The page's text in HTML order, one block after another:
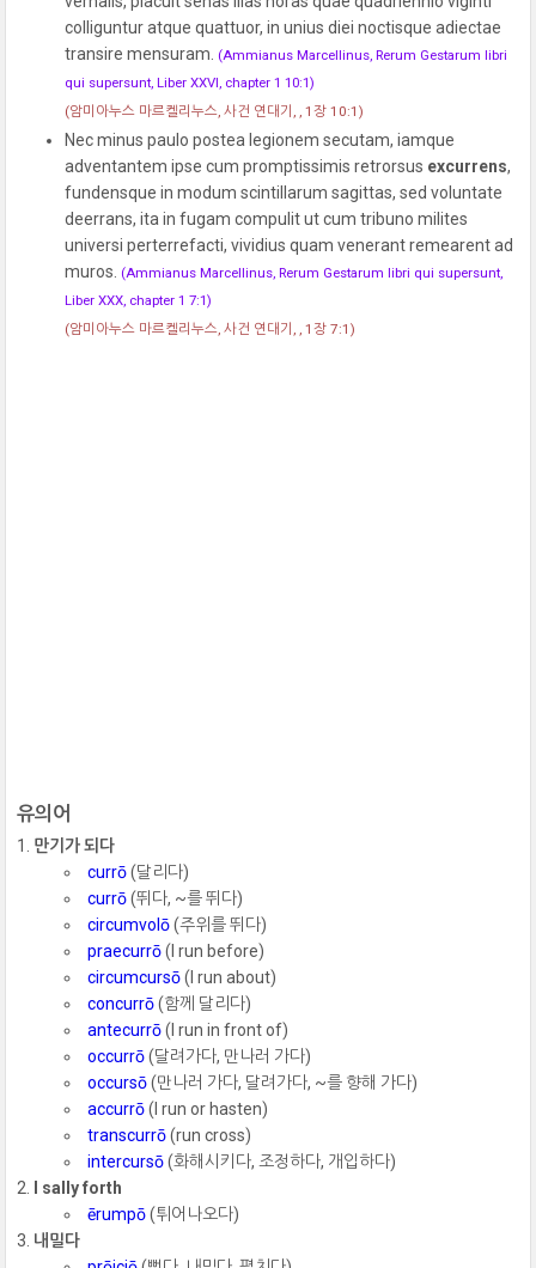
colliguntur atque quattuor, in unius diei noctisque adiectae
transire mensuram. (Ammianus Marcellinus, Rerum Gestarum libri
qui supersunt, Liber XXVI, chapter 1 10:1)
(암미아누스 마르켈리누스, 사건 연대기, , 1장 10:1)
Nec minus paulo postea legionem secutam, iamque
adventantem ipse cum promptissimis retrorsus excurrens,
fundensque in modum scintillarum sagittas, sed voluntate
deerrans, ita in fugam compulit ut cum tribuno milites
universi perterrefacti, vividius quam venerant remearent ad
muros. (Ammianus Marcellinus, Rerum Gestarum libri qui supersunt,
Liber XXX, chapter 1 7:1)
(암미아누스 마르켈리누스, 사건 연대기, , 1장 7:1)
유의어
만기가 되다
currō(달리다)
currō(뛰다, ~를 뛰다)
circumvolō(주위를 뛰다)
praecurrō(I run before)
circumcursō(I run about)
concurrō(함께 달리다)
antecurrō(I run in front of)
occurrō(달려가다, 만나러 가다)
occursō(만나러 가다, 달려가다, ~를 향해 가다)
accurrō(I run or hasten)
transcurrō(run cross)
intercursō(화해시키다, 조정하다, 개입하다)
I sally forth
ērumpō(튀어나오다)
내밀다